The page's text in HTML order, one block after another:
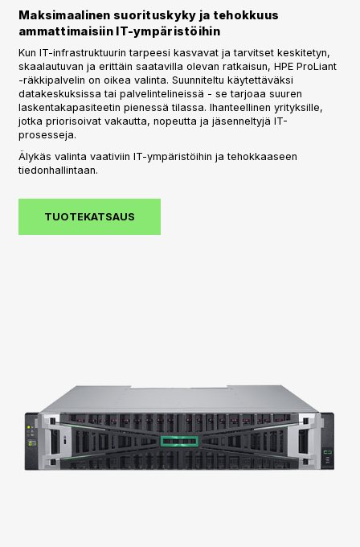
Maksimaalinen suorituskyky ja tehokkuus
ammattimaisiin IT-ympäristöihin
Kun IT-infrastruktuurin tarpeesi kasvavat ja tarvitset keskitetyn,
skaalautuvan ja erittäin saatavilla olevan ratkaisun, HPE ProLiant
-räkkipalvelin on oikea valinta. Suunniteltu käytettäväksi
datakeskuksissa tai palvelintelineissä - se tarjoaa suuren
laskentakapasiteetin pienessä tilassa. Ihanteellinen yrityksille,
jotka priorisoivat vakautta, nopeutta ja jäsenneltyjä IT-
prosesseja.
Älykäs valinta vaativiin IT-ympäristöihin ja tehokkaaseen
tiedonhallintaan.
TUOTEKATSAUS